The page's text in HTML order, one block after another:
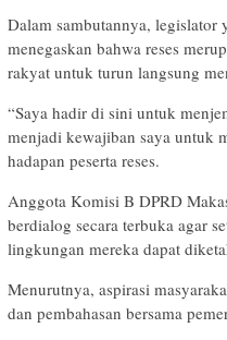
Dalam sambutannya, legislator
menegaskan bahwa reses
rakyat untuk turun langsung
“Saya hadir di sini untuk
menjadi kewajiban saya untuk
hadapan peserta reses.
Anggota Komisi B DPRD
berdialog secara terbuka agar
lingkungan mereka dapat
Menurutnya, aspirasi
dan pembahasan bersama